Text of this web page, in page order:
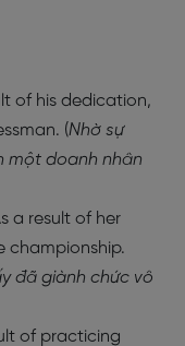
of his dedication,
(Nhờ sự
một doanh nhân
a result of her
championship.
đã giành chức vô
of practicing